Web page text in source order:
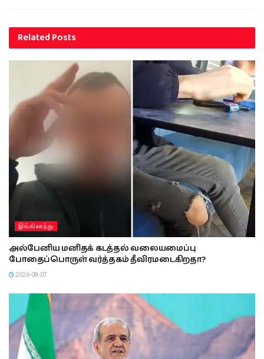
RelatedPosts
இங்கிலாந்து
அல்பேனிய மனிதக் கடத்தல் வலையமைப்பு
போதைப்பொருள் வர்த்தகம் தீவிரமடைகிறதா?
2026-08-07